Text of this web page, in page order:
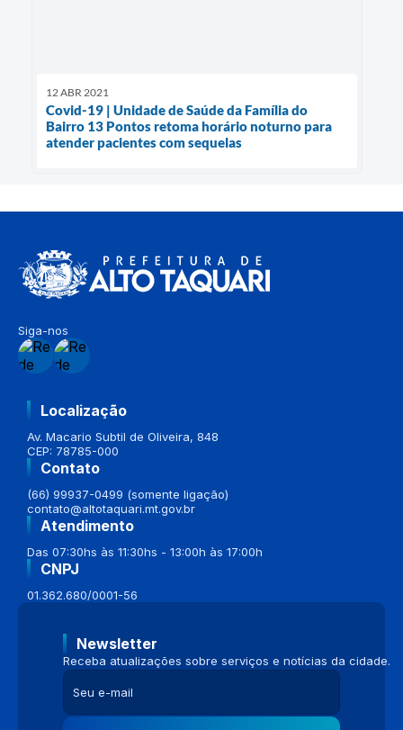
12 ABR 2021
Covid-19 | Unidade de Saúde da Família do
Bairro 13 Pontos retoma horário noturno para
atender pacientes com sequelas
Siga-nos
Localização
Av. Macario Subtil de Oliveira, 848
CEP: 78785-000
Contato
(66) 99937-0499 (somente ligação)
contato@altotaquari.mt.gov.br
Atendimento
Das 07:30hs às 11:30hs - 13:00h às 17:00h
CNPJ
01.362.680/0001-56
Newsletter
Receba atualizações sobre serviços e notícias da cidade.